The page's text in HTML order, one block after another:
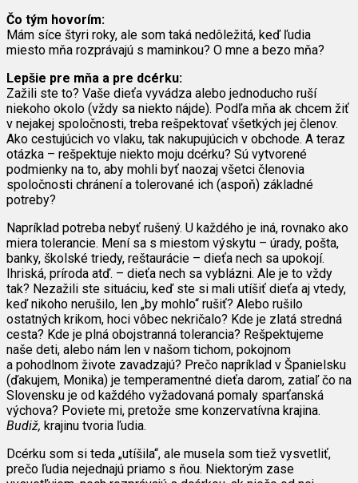
Čo tým hovorím:
Mám síce štyri roky, ale som taká nedôležitá, keď ľudia
miesto mňa rozprávajú s maminkou? O mne a bezo mňa?
Lepšie pre mňa a pre dcérku:
Zažili ste to? Vaše dieťa vyvádza alebo jednoducho ruší
niekoho okolo (vždy sa niekto nájde). Podľa mňa ak chcem žiť
v nejakej spoločnosti, treba rešpektovať všetkých jej členov.
Ako cestujúcich vo vlaku, tak nakupujúcich v obchode. A teraz
otázka – rešpektuje niekto moju dcérku? Sú vytvorené
podmienky na to, aby mohli byť naozaj všetci členovia
spoločnosti chránení a tolerované ich (aspoň) základné
potreby?
Napríklad potreba nebyť rušený. U každého je iná, rovnako ako
miera tolerancie. Mení sa s miestom výskytu – úrady, pošta,
banky, školské triedy, reštaurácie – dieťa nech sa upokojí.
Ihriská, príroda atď. – dieťa nech sa vyblázni. Ale je to vždy
tak? Nezažili ste situáciu, keď ste si mali utíšiť dieťa aj vtedy,
keď nikoho nerušilo, len „by mohlo“ rušiť? Alebo rušilo
ostatných krikom, hoci vôbec nekričalo? Kde je zlatá stredná
cesta? Kde je plná obojstranná tolerancia? Rešpektujeme
naše deti, alebo nám len v našom tichom, pokojnom
a pohodlnom živote zavadzajú? Prečo napríklad v Španielsku
(ďakujem, Monika) je temperamentné dieťa darom, zatiaľ čo na
Slovensku je od každého vyžadovaná pomaly sparťanská
výchova? Poviete mi, pretože sme konzervatívna krajina.
Budiž, krajinu tvoria ľudia.
Dcérku som si teda „utíšila“, ale musela som tiež vysvetliť,
prečo ľudia nejednajú priamo s ňou. Niektorým zase